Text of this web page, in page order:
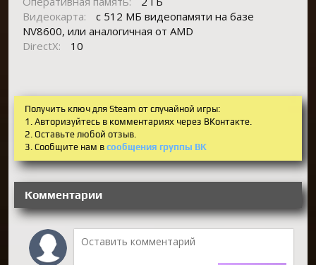
Видеокарта:
с 512 МБ видеопамяти на базе
NV8600, или аналогичная от AMD
DirectX:
10
Получить ключ для Steam от случайной игры:
1. Авторизуйтесь в комментариях через ВКонтакте.
2. Оставьте любой отзыв.
3. Сообщите нам в сообщения группы ВК
Комментарии